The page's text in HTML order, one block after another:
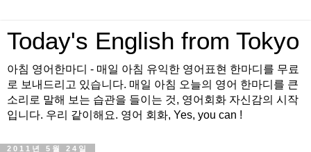
Today's English from Tokyo
아침 영어한마디 - 매일 아침 유익한 영어표현 한마디를 무료
로 보내드리고 있습니다. 매일 아침 오늘의 영어 한마디를 큰
소리로 말해 보는 습관을 들이는 것, 영어회화 자신감의 시작
입니다. 우리 같이해요. 영어 회화, Yes, you can !
2011년 5월 24일